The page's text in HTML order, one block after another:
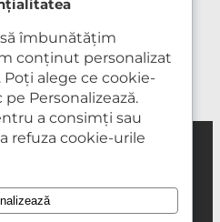
PAL
23, 2026
îmbunătățim
conținut personalizat
Poți alege ce cookie-
Personalizează.
a consimți sau
refuza cookie-urile